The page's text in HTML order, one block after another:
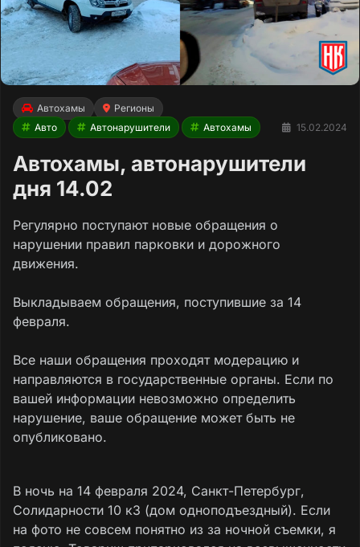
Автохамы
Регионы
Авто
Автонарушители Автохамы 15.02.2024
Автохамы, автонарушители
дня 14.02
Регулярно поступают новые обращения о
нарушении правил парковки и дорожного
движения.
Выкладываем обращения, поступившие за 14
февраля.
Все наши обращения проходят модерацию и
направляются в государственные органы. Если по
вашей информации невозможно определить
нарушение, ваше обращение может быть не
опубликовано.
В ночь на 14 февраля 2024, Санкт-Петербург,
Солидарности 10 к3 (дом одноподъездный). Если
на фото не совсем понятно из за ночной съемки, я